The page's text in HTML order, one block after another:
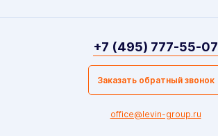
+7 (495) 777-55-07
Заказать обратный звонок
office@levin-group.ru